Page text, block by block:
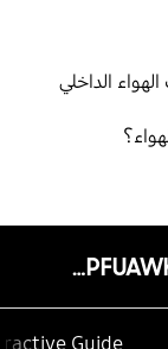
الداخلي
AR30HPFUAWKXMG